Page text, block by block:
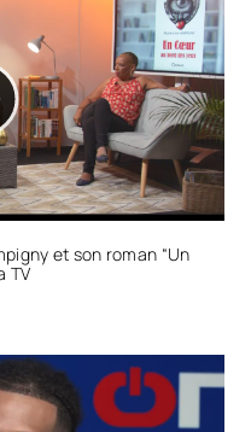
et son roman “Un
TV